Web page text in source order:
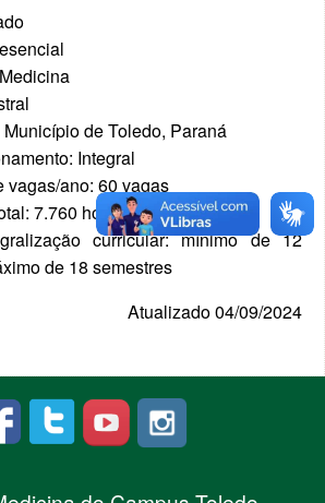
de Toledo, Paraná
Integral
vagas/ano: 60 vagas
7.760 horas
curricular: mínimo de 12
de 18 semestres
Atualizado 04/09/2024